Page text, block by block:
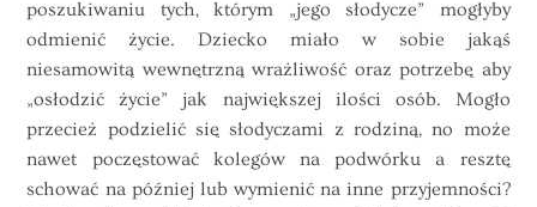
poszukiwaniu tych, którym „jego słodycze” mogłyby
odmienić życie. Dziecko miało w sobie jakąś
niesamowitą wewnętrzną wrażliwość oraz potrzebę aby
„osłodzić życie” jak największej ilości osób. Mogło
przecież podzielić się słodyczami z rodziną, no może
nawet poczęstować kolegów na podwórku a resztę
schować na później lub wymienić na inne przyjemności?